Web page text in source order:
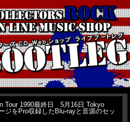
Tour 1990最終日 5月16日 Tokyo
ジをPro収録したBlu-rayと音源のセッ